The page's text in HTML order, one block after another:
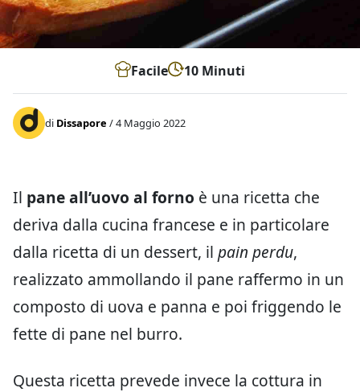
Facile 10 Minuti
di Dissapore / 4 Maggio 2022
Il pane all’uovo al forno è una ricetta che
deriva dalla cucina francese e in particolare
dalla ricetta di un dessert, il pain perdu,
realizzato ammollando il pane raffermo in un
composto di uova e panna e poi friggendo le
fette di pane nel burro.
Questa ricetta prevede invece la cottura in